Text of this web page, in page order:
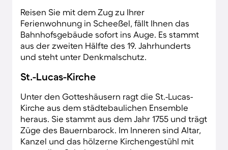
Reisen Sie mit dem Zug zu Ihrer
Ferienwohnung in Scheeßel, fällt Ihnen das
Bahnhofsgebäude sofort ins Auge. Es stammt
aus der zweiten Hälfte des 19. Jahrhunderts
und steht unter Denkmalschutz.
St.-Lucas-Kirche
Unter den Gotteshäusern ragt die St.-Lucas-
Kirche aus dem städtebaulichen Ensemble
heraus. Sie stammt aus dem Jahr 1755 und trägt
Züge des Bauernbarock. Im Inneren sind Altar,
Kanzel und das hölzerne Kirchengestühl mit